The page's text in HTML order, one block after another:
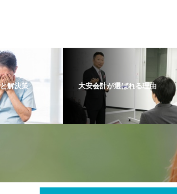
解決策 大安会計が選ばれる理由